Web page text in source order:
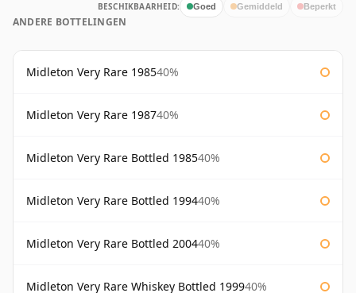
BESCHIKBAARHEID: Goed Gemiddeld Beperkt
ANDERE BOTTELINGEN
Midleton Very Rare 198540%
Midleton Very Rare 198740%
Midleton Very Rare Bottled 198540%
Midleton Very Rare Bottled 199440%
Midleton Very Rare Bottled 200440%
Midleton Very Rare Whiskey Bottled 199940%